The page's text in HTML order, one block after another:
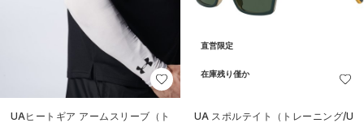
UAヒートギア アームスリーブ（ト
直営限定
在庫残り僅か
UA スポルテイト（トレーニング/U